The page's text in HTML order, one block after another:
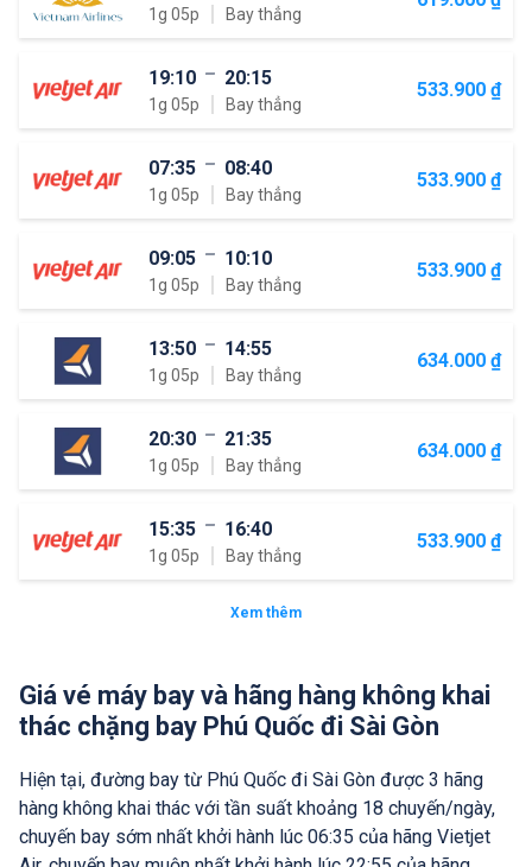
1g 05p Bay thẳng
19:10 20:15
1g 05p Bay thẳng
533.900 ₫
07:35 08:40
1g 05p Bay thẳng
533.900 ₫
09:05 10:10
1g 05p Bay thẳng
533.900 ₫
13:50 14:55
1g 05p Bay thẳng
634.000 ₫
20:30 21:35
1g 05p Bay thẳng
634.000 ₫
15:35 16:40
1g 05p Bay thẳng
533.900 ₫
Xem thêm
Giá vé máy bay và hãng hàng không khai
thác chặng bay Phú Quốc đi Sài Gòn
Hiện tại, đường bay từ Phú Quốc đi Sài Gòn được 3 hãng
hàng không khai thác với tần suất khoảng 18 chuyến/ngày,
chuyến bay sớm nhất khởi hành lúc 06:35 của hãng Vietjet